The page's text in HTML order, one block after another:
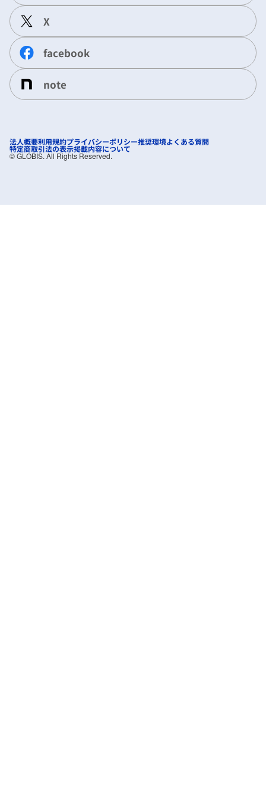
X
facebook
note
法人概要利用規約プライバシーポリシー推奨環境よくある質問
特定商取引法の表示掲載内容について
©︎ GLOBIS. All Rights Reserved.